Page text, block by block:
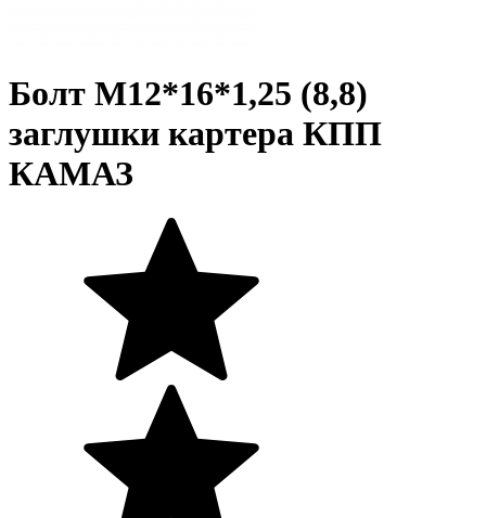
Болт М12*16*1,25 (8,8)
заглушки картера КПП
КАМАЗ